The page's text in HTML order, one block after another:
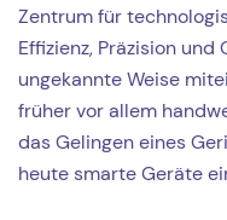
Zentrum für
Effizienz, Präzision
ungekannte Weise
früher vor allem
das Gelingen eines
heute smarte Geräte